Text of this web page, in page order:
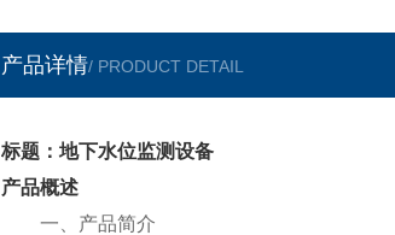
产品详情/ PRODUCT DETAIL
标题：地下水位监测设备
产品概述
一、产品简介